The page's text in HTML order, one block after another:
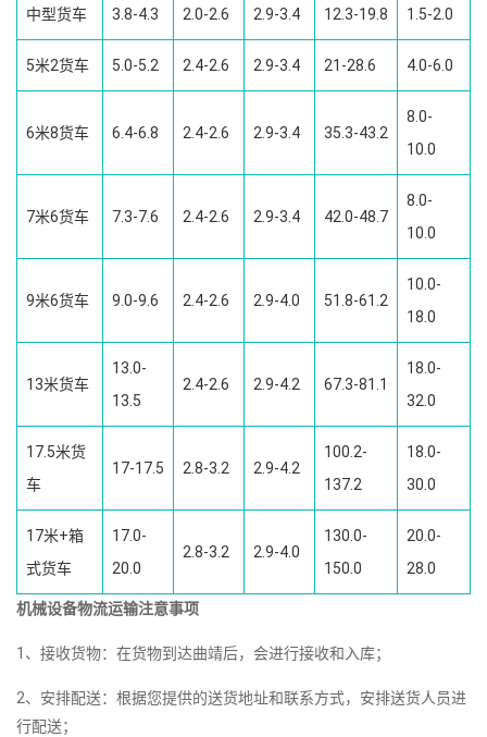
中型货车 3.8-4.3 2.0-2.6 2.9-3.4 12.3-19.8 1.5-2.0
5米2货车 5.0-5.2 2.4-2.6 2.9-3.4 21-28.6 4.0-6.0
6米8货车 6.4-6.8 2.4-2.6 2.9-3.4 35.3-43.2
8.0-
10.0
7米6货车 7.3-7.6 2.4-2.6 2.9-3.4 42.0-48.7
8.0-
10.0
9米6货车 9.0-9.6 2.4-2.6 2.9-4.0 51.8-61.2
10.0-
18.0
13米货车
13.0-
13.5
2.4-2.6 2.9-4.2 67.3-81.1
18.0-
32.0
17.5米货
车
17-17.5 2.8-3.2 2.9-4.2
100.2-
137.2
18.0-
30.0
17米+箱
式货车
17.0-
20.0
2.8-3.2 2.9-4.0
130.0-
150.0
20.0-
28.0
机械设备物流运输注意事项
1、接收货物：在货物到达曲靖后，会进行接收和入库；
2、安排配送：根据您提供的送货地址和联系方式，安排送货人员进
行配送；